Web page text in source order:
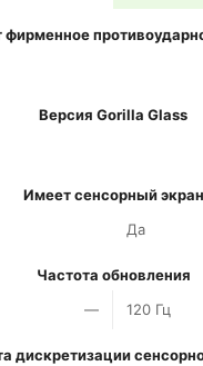
фирменное
Версия Gorilla Glass
Имеет сенсорный экран
Да
Частота обновления
—
120 Гц
дискретизации